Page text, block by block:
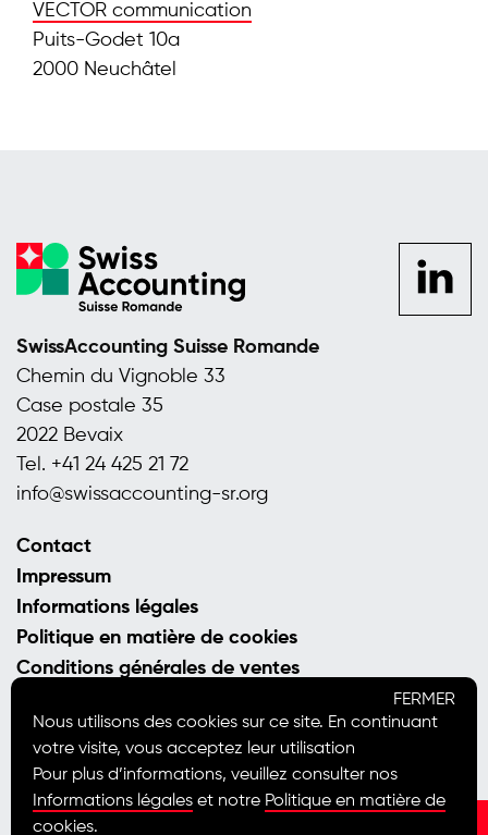
VECTOR communication
Puits-Godet 10a
2000 Neuchâtel
SwissAccounting Suisse Romande
Chemin du Vignoble 33
Case postale 35
2022 Bevaix
Tel. +41 24 425 21 72
info@swissaccounting-sr.org
Contact
Impressum
Informations légales
Politique en matière de cookies
Conditions générales de ventes
se
rendre
sur la
© 2014- - Tous droits réservés
se rendre
FERMER
Nous utilisons des cookies sur ce site. En continuant
votre visite, vous acceptez leur utilisation
Pour plus d’informations, veuillez consulter nos
Informations légales et notre Politique en matière de
cookies.